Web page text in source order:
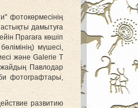
фотокөрмесінің
дамытуға
Прагаға көшіп
мүшесі,
және Galerie T
Павлодар
фотографтары,
развитию